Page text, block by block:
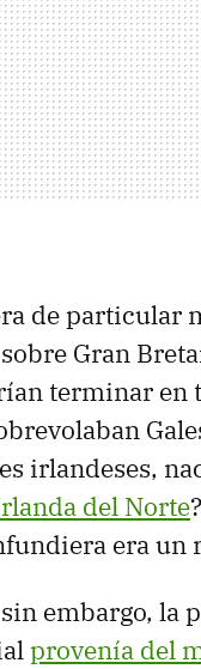
de particular
Gran
terminar
irlandeses,
del Norte
era un
embargo, la
provenía del